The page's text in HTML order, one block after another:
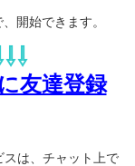
開始できます。
友達登録
スは、チャット上で